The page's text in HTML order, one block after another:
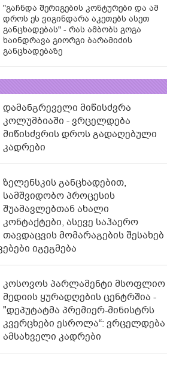
"გაჩნდა შერიგების კონტურები და ამ
დროს ეს ვიგინდარა აკეთებს ასეთ
განცხადებას" - რას ამბობს გოგა
ხაინდრავა გიორგი ბარამიძის
განცხადებაზე
დამანგრეველი მიწისძვრა
კოლუმბიაში - ვრცელდება
მიწისძვრის დროს გადაღებული
კადრები
ზელენსკის განცხადებით,
სამშვიდობო პროცესის
შუამავლებთან ახალი
კონტაქტები, ასევე საჰაერო
თავდაცვის მომარაგების შესახებ
იგეგმება
კოსოვოს პარლამენტი მსოფლიო
მედიის ყურადღების ცენტრშია -
"დეპუტატმა პრემიერ-მინისტრს
კვერცხები ესროლა“: ვრცელდება
ამსახველი კადრები